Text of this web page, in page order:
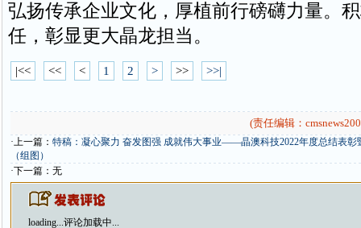
弘扬传承企业文化，厚植前行磅礴力量。
任，彰显更大晶龙担当。
|<< << < 1 2 > >> >>|
(责任编辑：
·上一篇： 特稿：凝心聚力 奋发图强 成就伟大事业——晶澳科技2022年度总结表彰
（组图）
·下一篇：无
loading...评论加载中...